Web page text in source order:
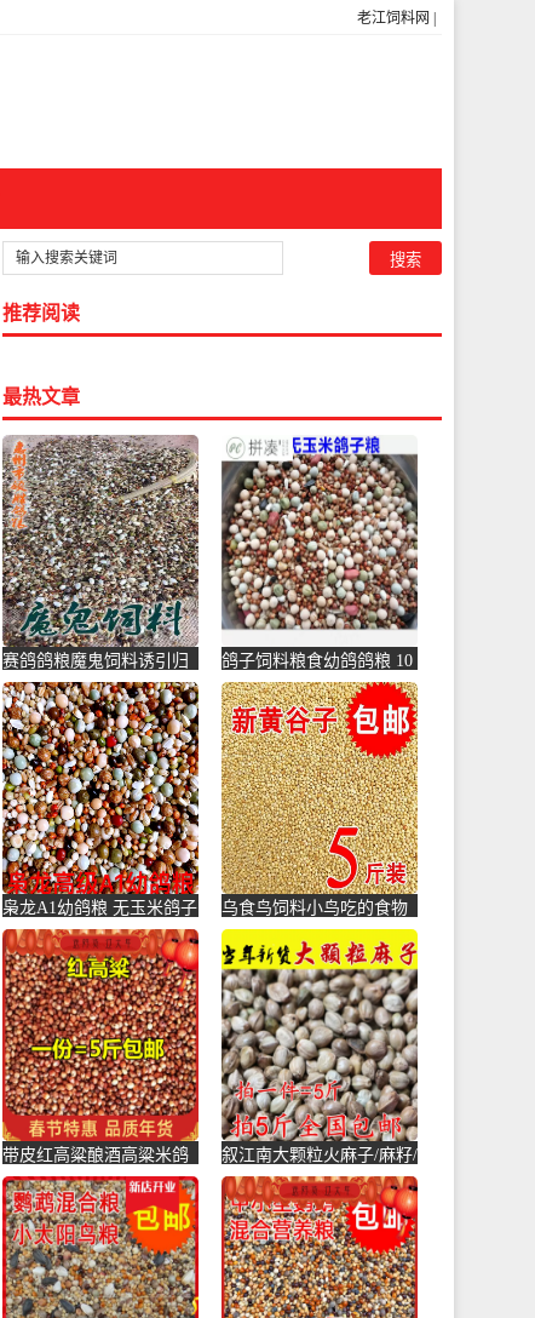
老江饲料网
推荐阅读
最热文章
赛鸽鸽粮魔鬼饲料诱引归
巢信鸽鸽粮训放用比赛鸽
高能量-鸽饲料(蓝朋友旗
舰店仅售43.2元)
鸽子饲料粮食幼鸽鸽粮 10
斤 鸽粮10斤 鸽食鸽粮-鸽
饲料(拼凑旗舰店仅售
35.34元)
枭龙A1幼鸽粮 无玉米鸽子
粮 信鸽子饲料 50斤装-鸽
饲料(冲刺凯杰五金专营店
仅售171.72元)
乌食鸟饲料小鸟吃的食物
麻雀鸟食小鹦鹉鸽子颗粒
201-鸽饲料(蕴橙汇家居专
营店仅售19.4元)
带皮红高粱酿酒高粱米鸽
粮鸽子斑鸪鹦鹉仓鼠饲料
鸟粮食-鸽饲料(励冠家居
专营店仅售11.7元)
叙江南大颗粒火麻子/麻籽/
火麻仁鹦鹉鸟粮饲料仓鼠
松-鸽饲料(叙江南旗舰店
仅售35.76元)